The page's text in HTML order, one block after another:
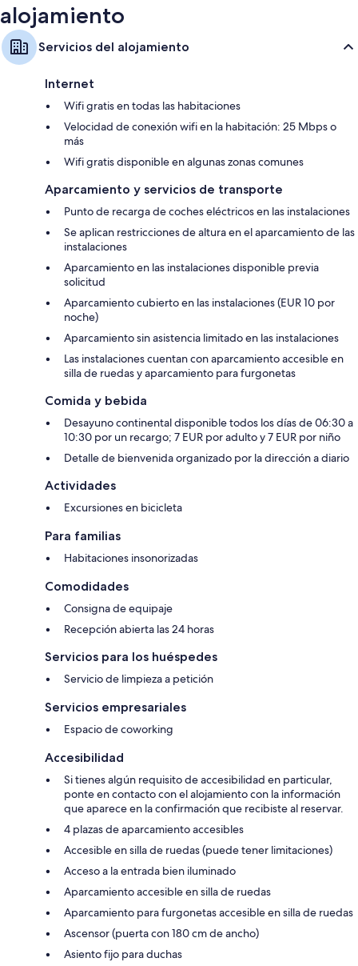
alojamiento
Servicios del alojamiento
Internet
Wifi gratis en todas las habitaciones
Velocidad de conexión wifi en la habitación: 25 Mbps o
más
Wifi gratis disponible en algunas zonas comunes
Aparcamiento y servicios de transporte
Punto de recarga de coches eléctricos en las instalaciones
Se aplican restricciones de altura en el aparcamiento de las
instalaciones
Aparcamiento en las instalaciones disponible previa
solicitud
Aparcamiento cubierto en las instalaciones (EUR 10 por
noche)
Aparcamiento sin asistencia limitado en las instalaciones
Las instalaciones cuentan con aparcamiento accesible en
silla de ruedas y aparcamiento para furgonetas
Comida y bebida
Desayuno continental disponible todos los días de 06:30 a
10:30 por un recargo; 7 EUR por adulto y 7 EUR por niño
Detalle de bienvenida organizado por la dirección a diario
Actividades
Excursiones en bicicleta
Para familias
Habitaciones insonorizadas
Comodidades
Consigna de equipaje
Recepción abierta las 24 horas
Servicios para los huéspedes
Servicio de limpieza a petición
Servicios empresariales
Espacio de coworking
Accesibilidad
Si tienes algún requisito de accesibilidad en particular,
ponte en contacto con el alojamiento con la información
que aparece en la confirmación que recibiste al reservar.
4 plazas de aparcamiento accesibles
Accesible en silla de ruedas (puede tener limitaciones)
Acceso a la entrada bien iluminado
Aparcamiento accesible en silla de ruedas
Aparcamiento para furgonetas accesible en silla de ruedas
Ascensor (puerta con 180 cm de ancho)
Asiento fijo para duchas